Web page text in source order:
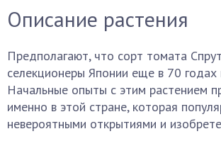
Описание растения
Предполагают, что сорт томата
селекционеры Японии еще в 70 годах
Начальные опыты с этим растением
именно в этой стране, которая
невероятными открытиями и